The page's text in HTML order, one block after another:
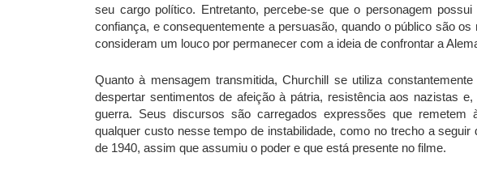
seu cargo político. Entretanto, percebe-se que o personagem
confiança, e consequentemente a persuasão, quando o público são
consideram um louco por permanecer com a ideia de confrontar a
Quanto à mensagem transmitida, Churchill se utiliza
despertar sentimentos de afeição à pátria, resistência aos nazistas
guerra. Seus discursos são carregados expressões que
qualquer custo nesse tempo de instabilidade, como no trecho a
de 1940, assim que assumiu o poder e que está presente no filme.